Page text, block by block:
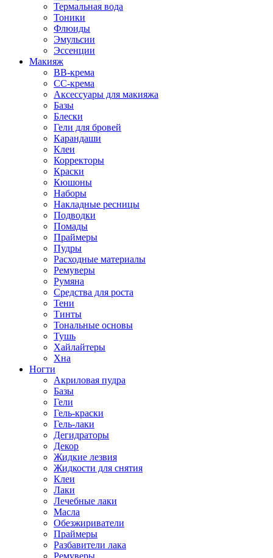
Термальная вода
Тоники
Флюиды
Эмульсии
Эссенции
Макияж
BB-крема
CC-крема
Аксессуары для макияжа
Базы
Блески
Гели для бровей
Карандаши
Клеи
Корректоры
Краски
Кюшоны
Наборы
Накладные ресницы
Подводки
Помады
Праймеры
Пудры
Расходные материалы
Ремуверы
Румяна
Средства для роста
Тени
Тинты
Тональные основы
Тушь
Хайлайтеры
Хна
Ногти
Акриловая пудра
Базы
Гели
Гель-краски
Гель-лаки
Дегидраторы
Декор
Жидкие лезвия
Жидкости для снятия
Клеи
Лаки
Лечебные лаки
Масла
Обезжириватели
Праймеры
Разбавители лака
Ремуверы